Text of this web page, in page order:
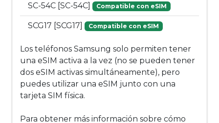
SC-54C [SC-54C] Compatible con eSIM
SCG17 [SCG17] Compatible con eSIM
Los teléfonos Samsung solo permiten tener
una eSIM activa a la vez (no se pueden tener
dos eSIM activas simultáneamente), pero
puedes utilizar una eSIM junto con una
tarjeta SIM física.
Para obtener más información sobre cómo